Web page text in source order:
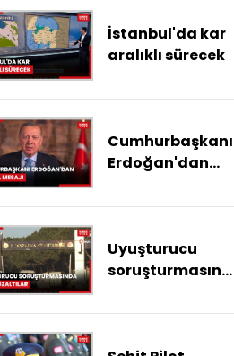
İstanbul'da kar
aralıklı sürecek
Cumhurbaşkanı
Erdoğan'dan
Uyuşturucu
soruşturmasında